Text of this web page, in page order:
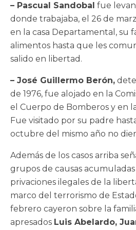
– Pascual Sandobal fue
donde trabajaba, el 26 de
en la casa Departamental, su
alimentos hasta que les
salido en libertad.
– José Guillermo Berón,
de 1976, fue alojado en la
el Cuerpo de Bomberos y en
Fue visitado por su padre
octubre del mismo año no
Además de los casos arriba
grupos de causas
privaciones ilegales de la
marco del terrorismo de
febrero cayeron sobre la
apresados Luis Abelardo,